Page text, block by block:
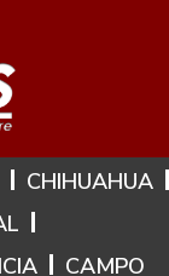
CHIHUAHUA
CAMPO